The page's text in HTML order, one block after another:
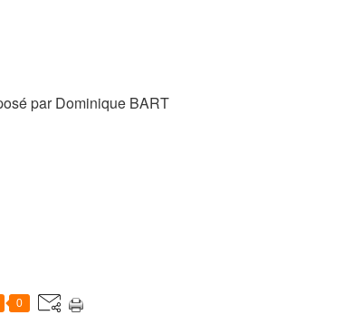
par Dominique BART
0